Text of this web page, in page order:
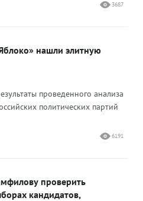
3687
нашли элитную
проведенного анализа
политических партий
6191
проверить
кандидатов,